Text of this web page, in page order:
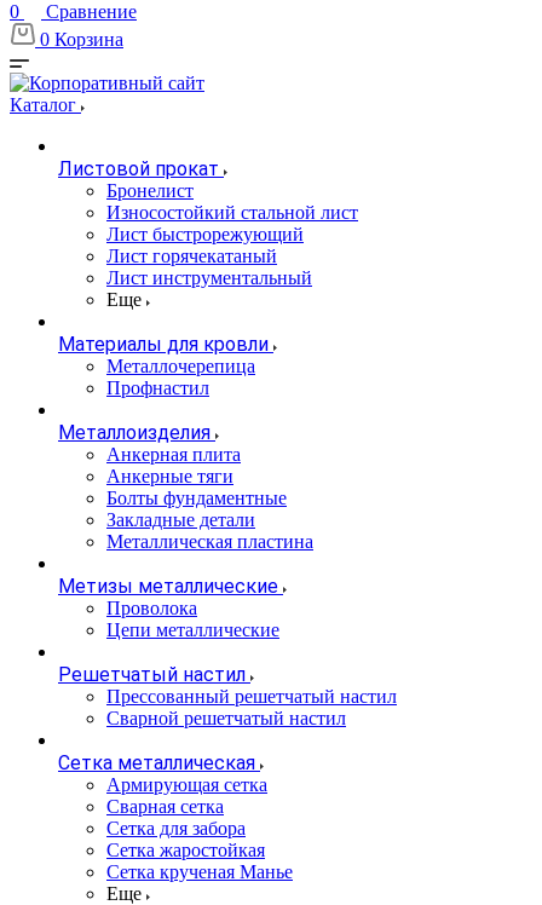
0
Сравнение
0 Корзина
Каталог
Листовой прокат
Бронелист
Износостойкий стальной лист
Лист быстрорежующий
Лист горячекатаный
Лист инструментальный
Еще
Материалы для кровли
Металлочерепица
Профнастил
Металлоизделия
Анкерная плита
Анкерные тяги
Болты фундаментные
Закладные детали
Металлическая пластина
Метизы металлические
Проволока
Цепи металлические
Решетчатый настил
Прессованный решетчатый настил
Сварной решетчатый настил
Сетка металлическая
Армирующая сетка
Сварная сетка
Сетка для забора
Сетка жаростойкая
Сетка крученая Манье
Еще